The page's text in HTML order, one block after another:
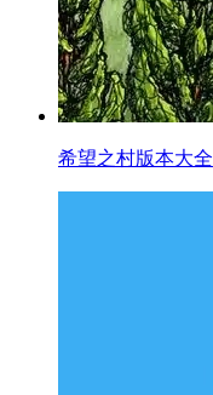
希望之村版本大全